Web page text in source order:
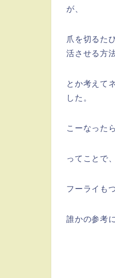
が、
爪を切るた
活させる方
とか考えて
した。
こーなった
ってことで、
フーライも
誰かの参考